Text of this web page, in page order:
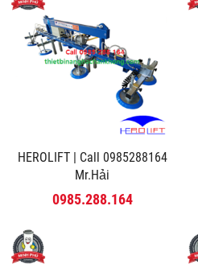
HEROLIFT | Call 0985288164
Mr.Hải
0985.288.164